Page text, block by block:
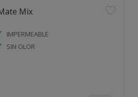
Mix
IMPERMEABLE
SIN OLOR